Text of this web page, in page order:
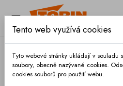

Tento web využívá cookies
Tyto webové stránky ukládají v souladu
soubory, obecně nazývané cookies.
cookies souborů pro použití webu.